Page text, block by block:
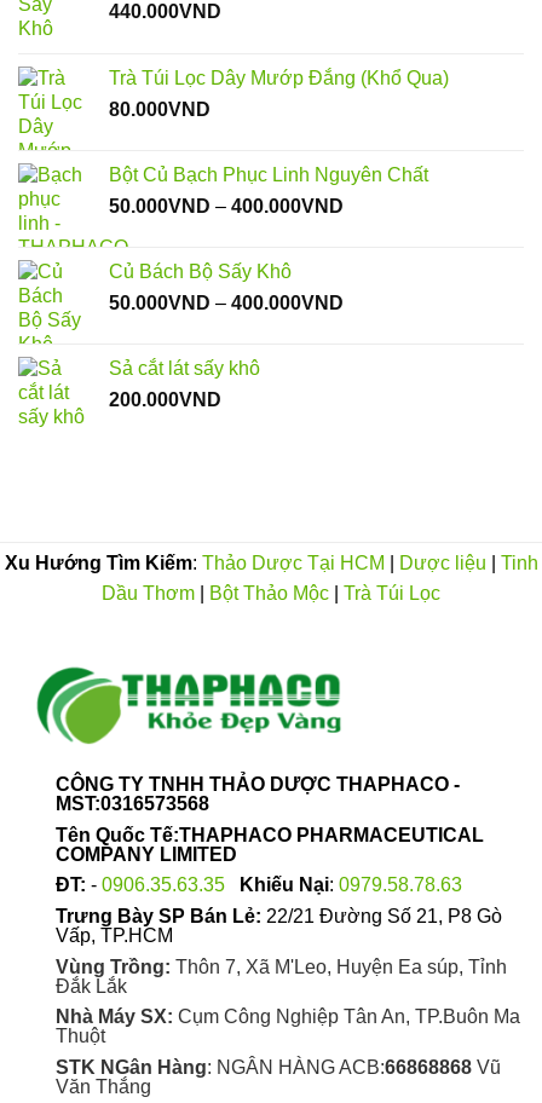
440.000VND
Trà Túi Lọc Dây Mướp Đắng (Khổ Qua)
80.000VND
Bột Củ Bạch Phục Linh Nguyên Chất
50.000VND – 400.000VND
Củ Bách Bộ Sấy Khô
50.000VND – 400.000VND
Sả cắt lát sấy khô
200.000VND
Xu Hướng Tìm Kiếm: Thảo Dược Tại HCM Dược liệu
Tinh
Dầu Thơm
Bột Thảo Mộc Trà Túi Lọc
CÔNG TY TNHH THẢO DƯỢC THAPHACO -
MST:0316573568
Tên Quốc Tế:THAPHACO PHARMACEUTICAL
COMPANY LIMITED
ĐT: - 0906.35.63.35 Khiếu Nại: 0979.58.78.63
Trưng Bày SP Bán Lẻ: 22/21 Đường Số 21, P8 Gò
Vấp, TP.HCM
Vùng Trồng: Thôn 7, Xã M'Leo, Huyện Ea súp, Tỉnh
Đắk Lắk
Nhà Máy SX: Cụm Công Nghiệp Tân An, TP.Buôn Ma
Thuột
STK NGân Hàng: NGÂN HÀNG ACB:66868868Vũ
Văn Thắng